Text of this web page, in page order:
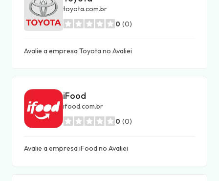
toyota.com.br
0 (0)
Avalie a empresa Toyota no Avaliei
iFood
ifood.com.br
0 (0)
Avalie a empresa iFood no Avaliei